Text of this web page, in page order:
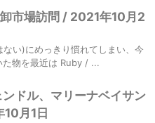
市場訪問 / 2021年10月2
い)にめっきり慣れてしまい、今
た物を最近は Ruby / ...
ドル、マリーナベイサン
月1日